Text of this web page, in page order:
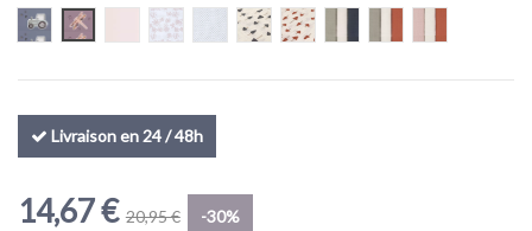
TracteurLibelluleRose ChinchillaRaton Laveur
Little Forest Olive
Little Forest Rose Poudré
Olive, Blanc, Bleu
Olive, Blanc, Rouille
Rose
Livraison en 24 / 48h
14,67 € 20,95 € -30%